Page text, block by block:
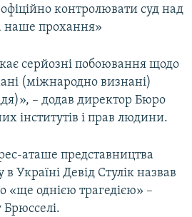
контролювати суд над
прохання»
серйозні побоювання щодо
(міжнародно визнані)
– додав директор Бюро
інститутів і прав людини.
аташе представництва
Україні Девід Стулік назвав
«ще однією трагедією» –
Брюсселі.